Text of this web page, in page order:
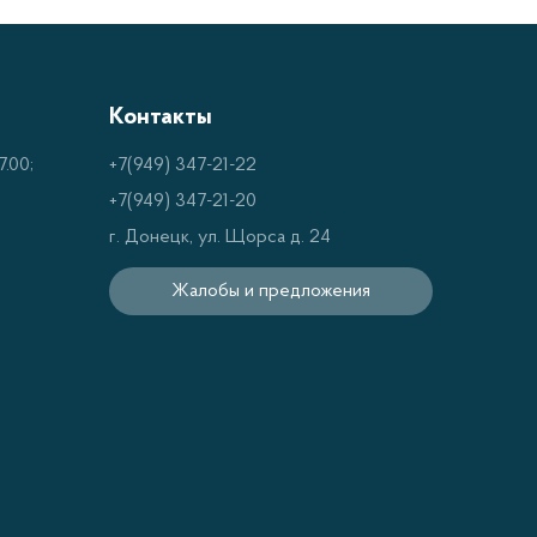
включая механические, автоматические
рекомендации производителя вашего
и допуски масла, чтобы обеспечить
Контакты
+7(949) 347-21-22
+7(949) 347-21-20
г. Донецк, ул. Щорса д. 24
Жалобы и предложения